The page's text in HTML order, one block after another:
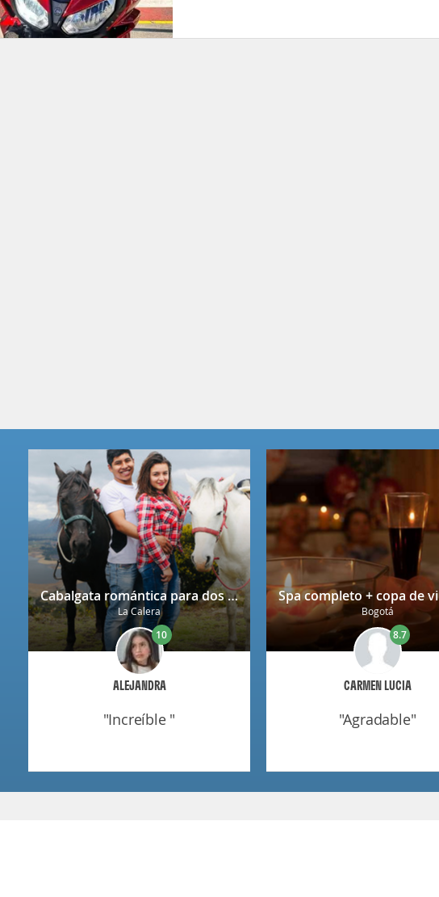
Cabalgata romántica para dos en La Calera con decoración
La Calera
ALEJANDRA
10
"increíble "
Bogotá
CARMEN LUCIA
8.7
"agradable"